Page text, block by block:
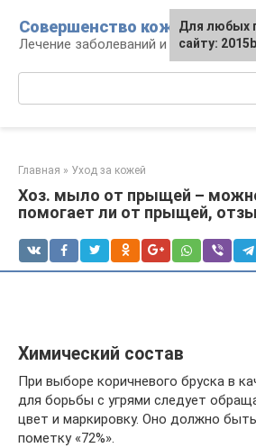
контенту
Совершенство кожи
Лечение заболеваний и уход за
Главная » Уход за кожей
Хоз. мыло от прыщей –
помогает ли от прыщей,
Химический состав
При выборе коричневого бруска в
для борьбы с угрями следует
цвет и маркировку. Оно должно
пометку «72%».
Для любых
сайту: